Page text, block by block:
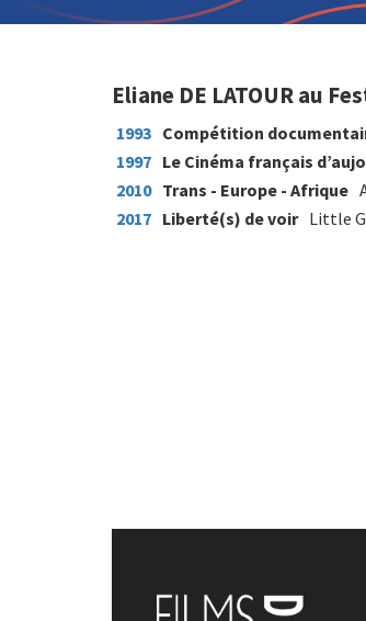
Eliane DE LATOUR au
1993 Compétition
1997 Le Cinéma français
2010 Trans - Europe - Afrique
2017 Liberté(s) de voir Little